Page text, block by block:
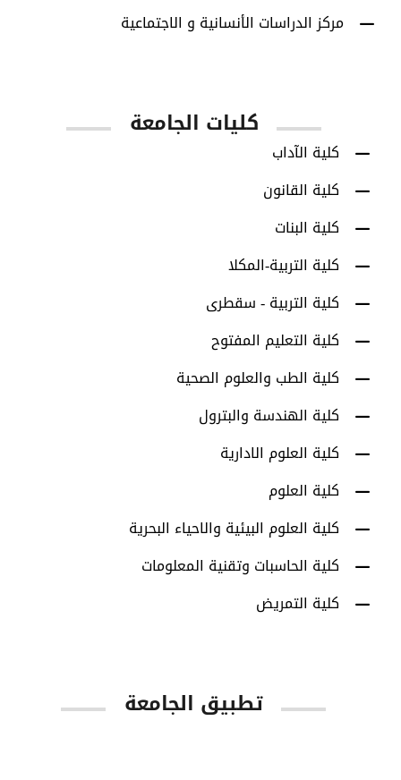
مركز الدراسات الأنسانية و الاجتماعية
كليات الجامعة
كلية الآداب
كلية القانون
كلية البنات
كلية التربية-المكلا
كلية التربية - سقطرى
كلية التعليم المفتوح
كلية الطب والعلوم الصحية
كلية الهندسة والبترول
كلية العلوم الادارية
كلية العلوم
كلية العلوم البيئية والاحياء البحرية
كلية الحاسبات وتقنية المعلومات
كلية التمريض
تطبيق الجامعة